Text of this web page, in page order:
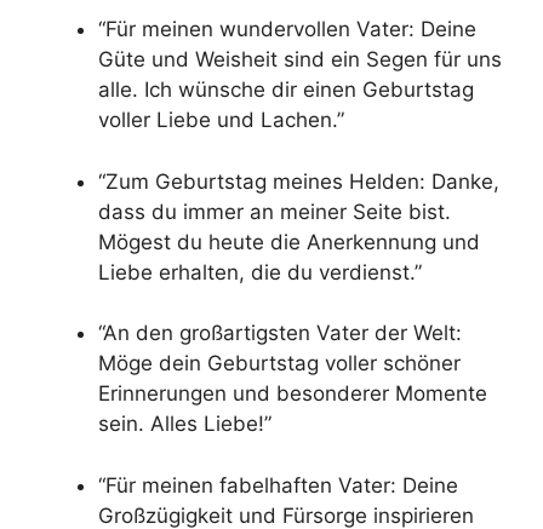
“Für meinen wundervollen Vater: Deine
Güte und Weisheit sind ein Segen für uns
alle. Ich wünsche dir einen Geburtstag
voller Liebe und Lachen.”
“Zum Geburtstag meines Helden: Danke,
dass du immer an meiner Seite bist.
Mögest du heute die Anerkennung und
Liebe erhalten, die du verdienst.”
“An den großartigsten Vater der Welt:
Möge dein Geburtstag voller schöner
Erinnerungen und besonderer Momente
sein. Alles Liebe!”
“Für meinen fabelhaften Vater: Deine
Großzügigkeit und Fürsorge inspirieren